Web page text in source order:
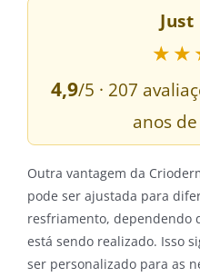
Just
4,9/5 · 207
anos
Outra vantagem da
pode ser ajustada para
resfriamento, dependendo
está sendo realizado. Isso
ser personalizado para as